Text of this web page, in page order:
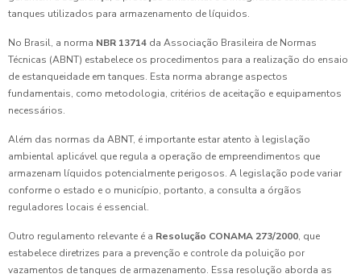
tanques utilizados para armazenamento de líquidos.
No Brasil, a norma NBR 13714 da Associação Brasileira de Normas
Técnicas (ABNT) estabelece os procedimentos para a realização do ensaio
de estanqueidade em tanques. Esta norma abrange aspectos
fundamentais, como metodologia, critérios de aceitação e equipamentos
necessários.
Além das normas da ABNT, é importante estar atento à legislação
ambiental aplicável que regula a operação de empreendimentos que
armazenam líquidos potencialmente perigosos. A legislação pode variar
conforme o estado e o município, portanto, a consulta a órgãos
reguladores locais é essencial.
Outro regulamento relevante é a Resolução CONAMA 273/2000, que
estabelece diretrizes para a prevenção e controle da poluição por
vazamentos de tanques de armazenamento. Essa resolução aborda as